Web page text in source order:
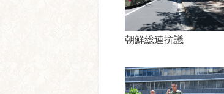
朝鮮総連抗議